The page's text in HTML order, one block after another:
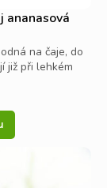
ananasová
na čaje, do
již při lehkém